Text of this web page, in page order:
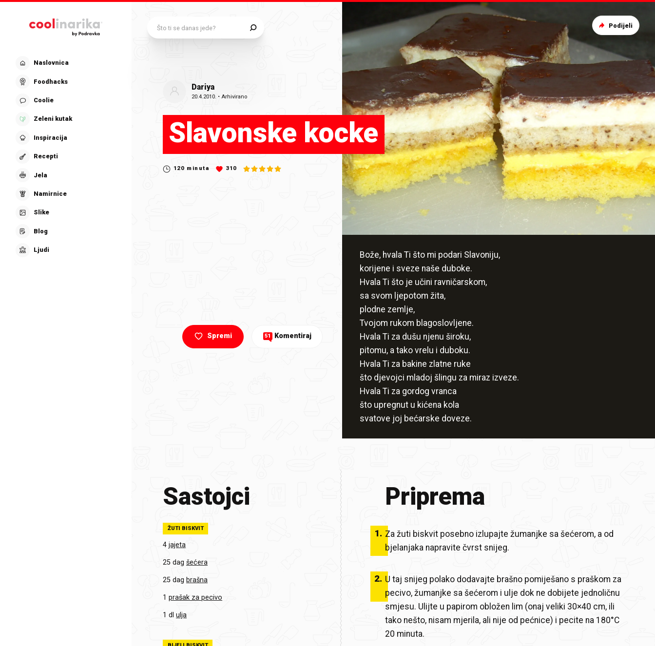
Naslovnica
Foodhacks
Coolie
Zeleni kutak
Inspiracija
Recepti
Jela
Namirnice
Slike
Blog
Ljudi
Dariya
20.4.2010. •Arhivirano
Slavonske kocke
120 minuta 310
Bože, hvala Ti što mi podari Slavoniju,
korijene i sveze naše duboke.
Hvala Ti što je učini ravničarskom,
sa svom ljepotom žita,
plodne zemlje,
Tvojom rukom blagoslovljene.
Hvala Ti za dušu njenu široku,
pitomu, a tako vrelu i duboku.
Hvala Ti za bakine zlatne ruke
što djevojci mladoj šlingu za miraz izveze.
Hvala Ti za gordog vranca
što upregnut u kićena kola
svatove joj bećarske doveze.
Spremi 51 Komentiraj
Podijeli
Sastojci
ŽUTI BISKVIT
4 jajeta
25 dag šećera
25 dag brašna
1 prašak za pecivo
1 dl ulja
Priprema
1. Za žuti biskvit posebno izlupajte žumanjke sa šećerom, a od
bjelanjaka napravite čvrst snijeg.
2. U taj snijeg polako dodavajte brašno pomiješano s praškom za
pecivo, žumanjke sa šećerom i ulje dok ne dobijete jednoličnu
smjesu. Ulijte u papirom obložen lim (onaj veliki 30×40 cm, ili
tako nešto, nisam mjerila, ali nije od pećnice) i pecite na 180°C
20 minuta.
Što ti se danas jede?